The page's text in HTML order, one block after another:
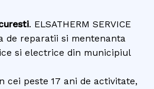
. ELSATHERM SERVICE
de reparatii si mentenanta
si electrice din municipiul
cei peste 17 ani de activitate,